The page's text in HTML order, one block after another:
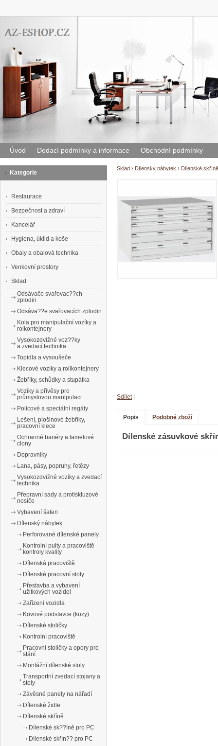
Úvod Dodací podmínky a informace Obchodní podmínky
Sklad › Dílenský nábytek › Dílenské skříně
Sdílet
Popis Podobné zboží
Dílenské zásuvkové
Kategorie
Restaurace
Bezpečnost a zdraví
Kancelář
Hygiena, úklid a koše
Obaly a obalová technika
Venkovní prostory
Sklad
Odsávače svařovac??ch
zplodin
Odsáva??e svařovacích zplodin
Kola pro manipulační vozíky a
rolkontejnery
Vysokozdvižné voz??ky
a zvedací technika
Topidla a vysoušeče
Klecové vozíky a rollkontejnery
Žebříky, schůdky a stupátka
Vozíky a přívěsy pro
průmyslovou manipulaci
Policové a speciální regály
Lešení, plošinové žebříky,
pracovní klece
Ochranné bariéry a lamelové
clony
Dopravníky
Lana, pásy, popruhy, řetězy
Vysokozdvižné vozíky a zvedací
technika
Přepravní sady a protiskluzové
nosiče
Vybavení šaten
Dílenský nábytek
Perforované dílenské panely
Kontrolní pulty a pracoviště
kontroly kvality
Dílenská pracoviště
Dílenské pracovní stoly
Přestavba a vybavení
užitkových vozidel
Zařízení vozidla
Kovové podstavce (kozy)
Dílenské stoličky
Kontrolní pracoviště
Pracovní stoličky a opory pro
stání
Montážní dílenské stoly
Transportní zvedací stojany a
stoly
Závěsné panely na nářadí
Dílenské židle
Dílenské skříně
Dílenské sk??íně pro PC
Dílenské skřín?? pro PC